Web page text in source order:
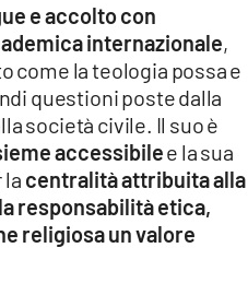
e accolto con
internazionale,
come la teologia possa e
questioni poste dalla
società civile. Il suo è
accessibilee la sua
la centralità attribuita alla
responsabilità etica,
religiosa un valore